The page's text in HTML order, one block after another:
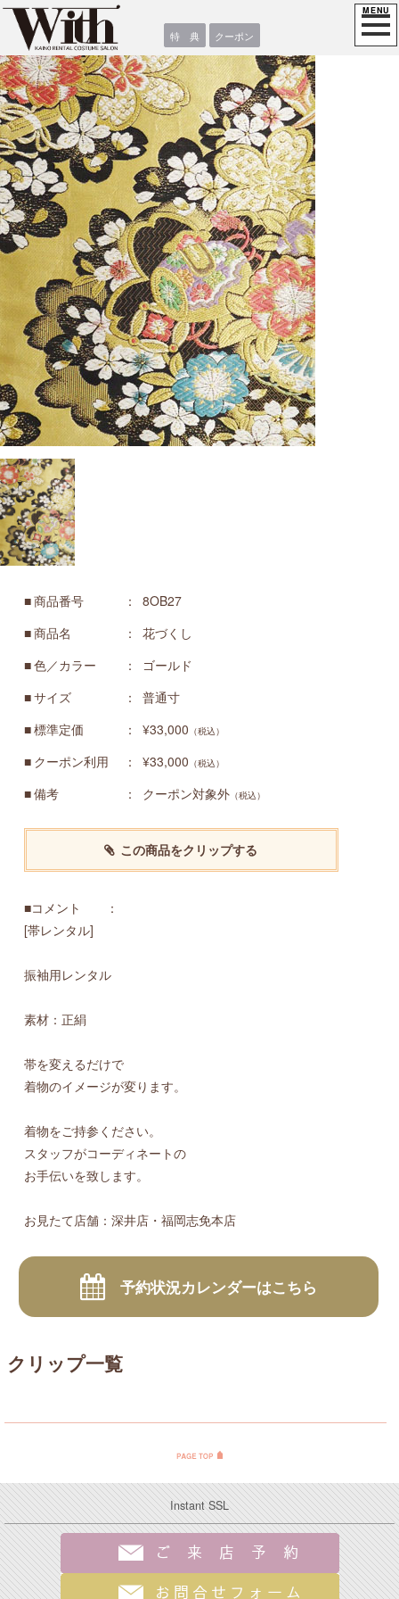
特 典 クーポン
商品番号
8OB27
商品名
花づくし
色／カラー
ゴールド
サイズ
普通寸
標準定価
¥33,000 （税込）
クーポン利用 ¥33,000 （税込）
備考 クーポン対象外 （税込）
この商品をクリップする
■コメント ：
[帯レンタル]
振袖用レンタル
素材：正絹
帯を変えるだけで
着物のイメージが変ります。
着物をご持参ください。
スタッフがコーディネートの
お手伝いを致します。
お見たて店舗：深井店・福岡志免本店
予約状況カレンダーはこちら
クリップ一覧
Instant SSL